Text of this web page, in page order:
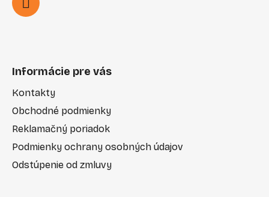
Informácie pre vás
Kontakty
Obchodné podmienky
Reklamačný poriadok
Podmienky ochrany osobných údajov
Odstúpenie od zmluvy